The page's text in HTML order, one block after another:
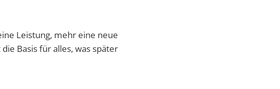
Leistung, mehr eine neue
Basis für alles, was später